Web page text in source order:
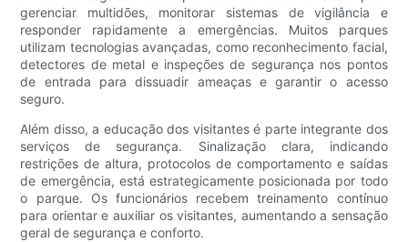
gerenciar multidões, monitorar sistemas de vigilância e
responder rapidamente a emergências. Muitos parques
utilizam tecnologias avançadas, como reconhecimento facial,
detectores de metal e inspeções de segurança nos pontos
de entrada para dissuadir ameaças e garantir o acesso
seguro.
Além disso, a educação dos visitantes é parte integrante dos
serviços de segurança. Sinalização clara, indicando
restrições de altura, protocolos de comportamento e saídas
de emergência, está estrategicamente posicionada por todo
o parque. Os funcionários recebem treinamento contínuo
para orientar e auxiliar os visitantes, aumentando a sensação
geral de segurança e conforto.